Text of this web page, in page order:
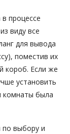
процессе
виду все
для вывода
поместив их
короб. Если же
установить
комнаты была
по выбору и